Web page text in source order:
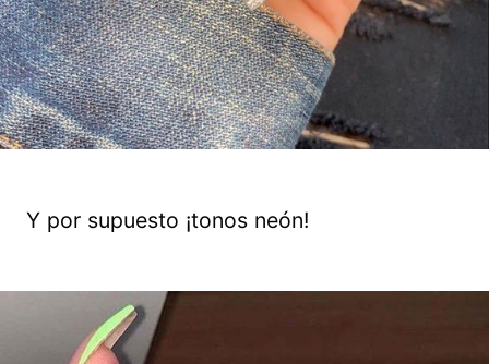
Y por supuesto ¡tonos neón!